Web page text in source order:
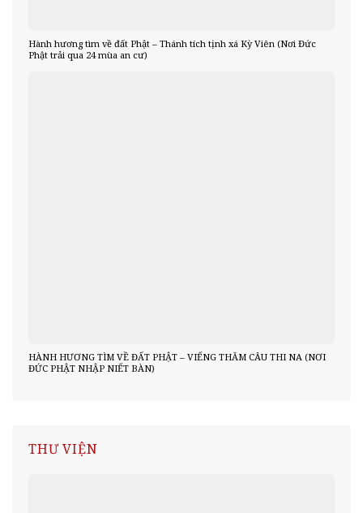
Hành hương tìm về đất Phật – Thánh tích tịnh xá Kỳ Viên (Nơi Đức
Phật trải qua 24 mùa an cư)
HÀNH HƯƠNG TÌM VỀ ĐẤT PHẬT – VIẾNG THĂM CÂU THI NA (NƠI
ĐỨC PHẬT NHẬP NIẾT BÀN)
THƯ VIỆN